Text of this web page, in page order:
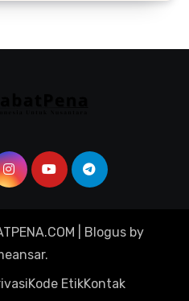
Blogusby
.
Kode EtikKontak